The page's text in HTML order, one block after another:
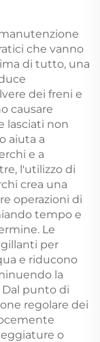
che vanno
di tutto, una
dei freni e
causare
lasciati non
aiuta a
e a
l'utilizzo di
crea una
operazioni di
tempo e
Le
per
e riducono
la
punto di
regolare dei
o